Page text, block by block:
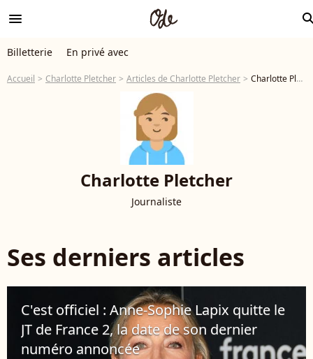
menu
Billetterie En privé avec
Accueil Charlotte Pletcher Articles de Charlotte Pletcher Charlotte Pletcher: ses articles - Page 6
Charlotte Pletcher
Journaliste
Ses derniers articles
C'est officiel : Anne-Sophie Lapix quitte le
JT de France 2, la date de son dernier
numéro annoncée